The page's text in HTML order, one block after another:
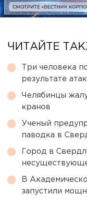
ЧИТАЙТЕ
Три человека
результате
Челябинцы
кранов
Ученый
паводка в
Город в
В
запустили